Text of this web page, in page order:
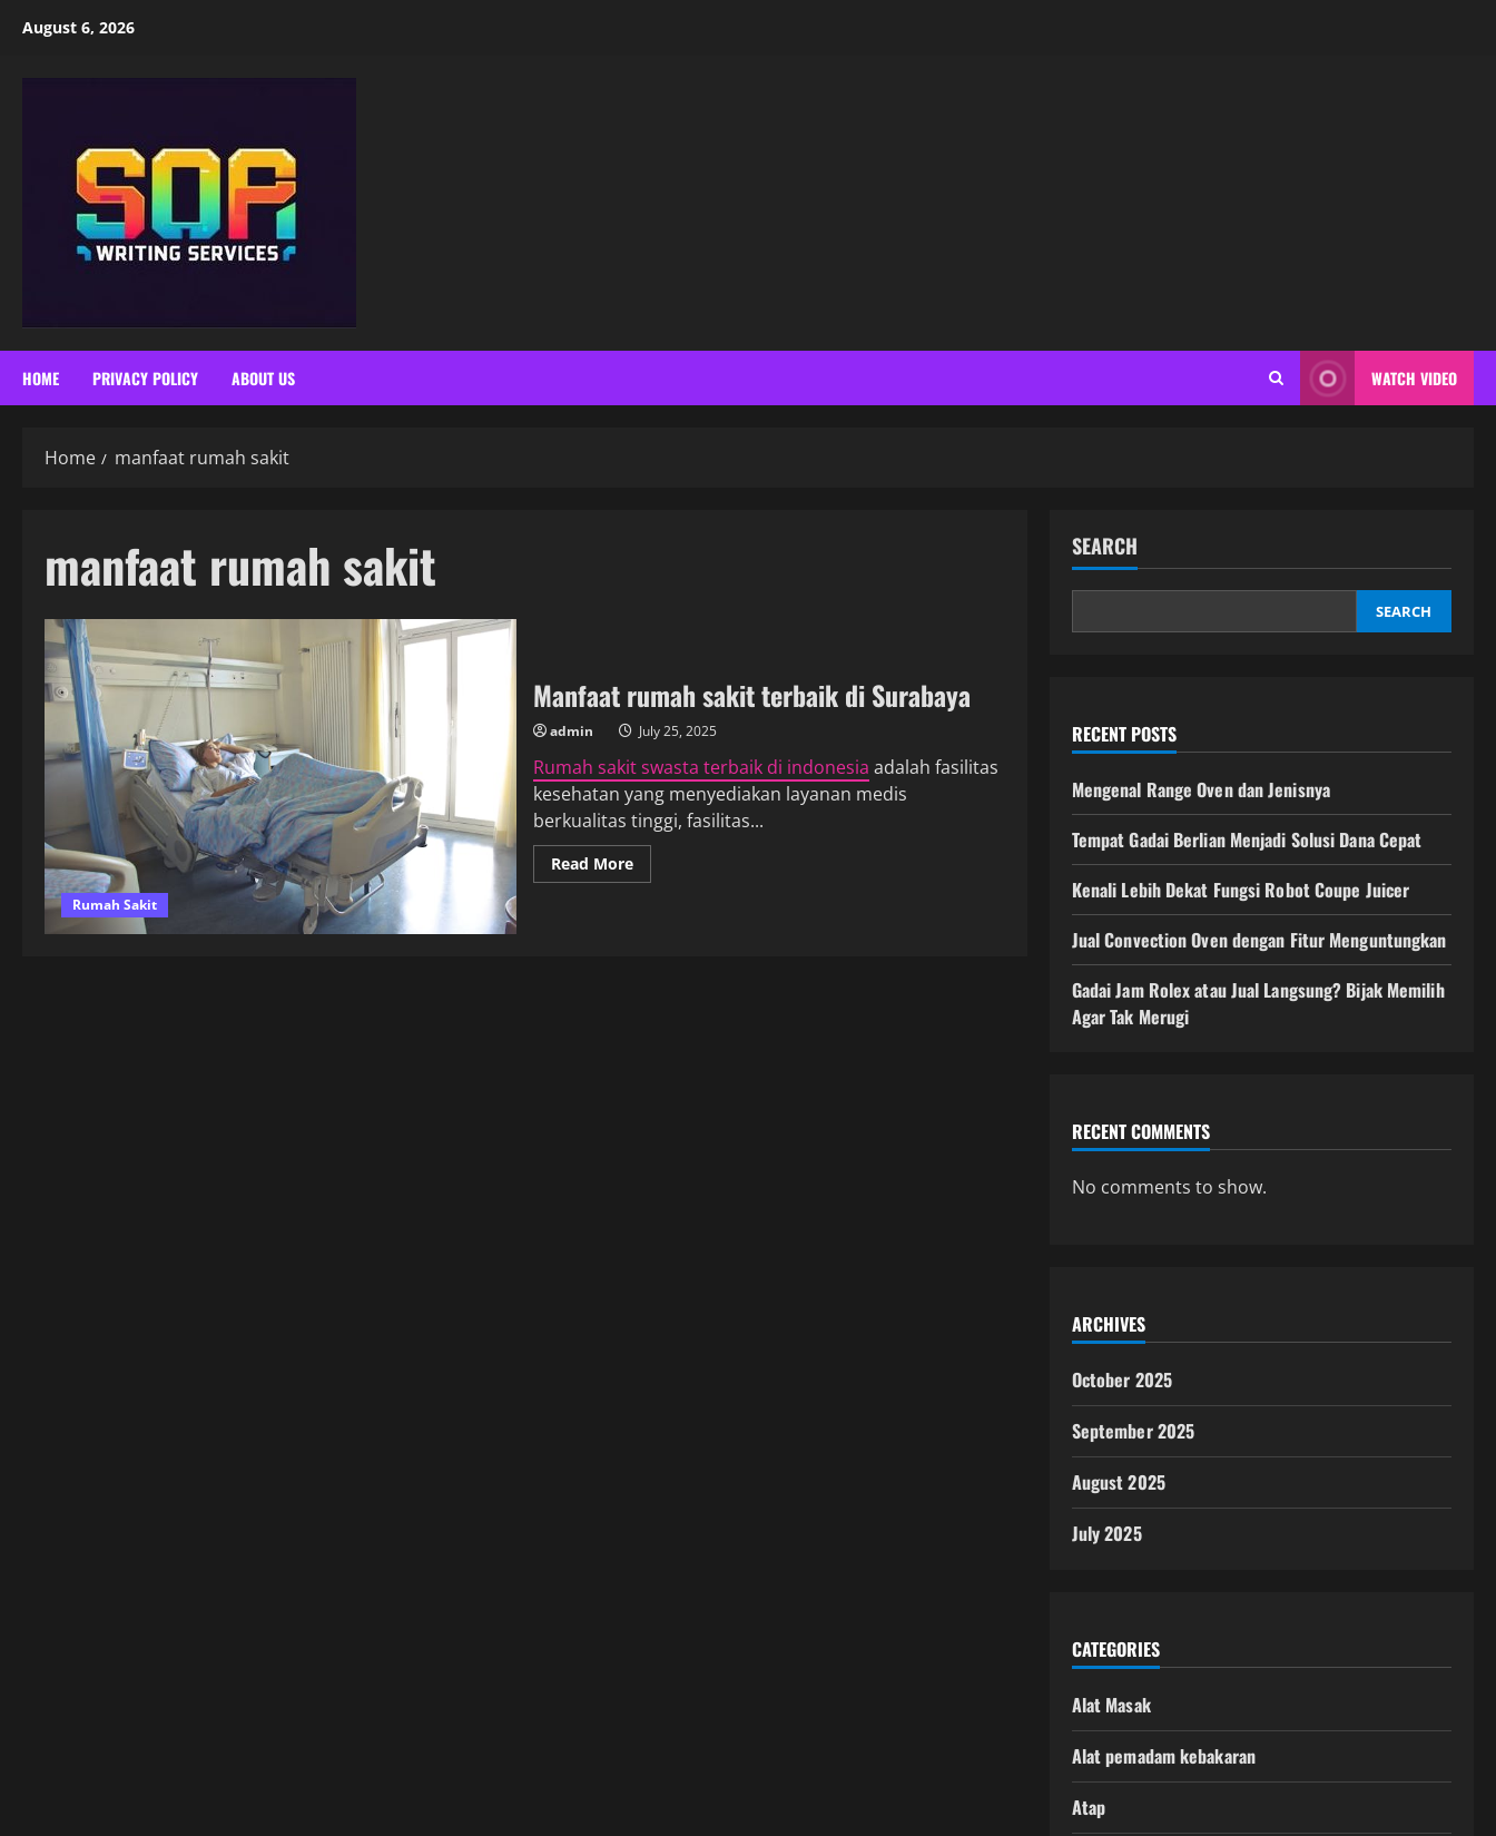
August 6, 2026
HOME PRIVACY POLICY ABOUT US WATCH VIDEO
Home manfaat rumah sakit
manfaat rumah sakit
Rumah Sakit
Manfaat rumah sakit terbaik di Surabaya
admin July 25, 2025
Rumah sakit swasta terbaik di indonesia adalah fasilitas
kesehatan yang menyediakan layanan medis
berkualitas tinggi, fasilitas...
Read MoreRead
more
SEARCH
SEARCH
RECENT POSTS
Mengenal Range Oven dan Jenisnya
Tempat Gadai Berlian Menjadi Solusi Dana Cepat
Kenali Lebih Dekat Fungsi Robot Coupe Juicer
Jual Convection Oven dengan Fitur Menguntungkan
Gadai Jam Rolex atau Jual Langsung? Bijak Memilih
Agar Tak Merugi
RECENT COMMENTS
No comments to show.
ARCHIVES
October 2025
September 2025
August 2025
July 2025
CATEGORIES
Alat Masak
Alat pemadam kebakaran
Atap